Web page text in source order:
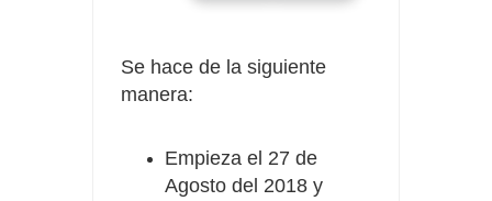
Se hace de la siguiente
manera:
Empieza el 27 de
Agosto del 2018 y